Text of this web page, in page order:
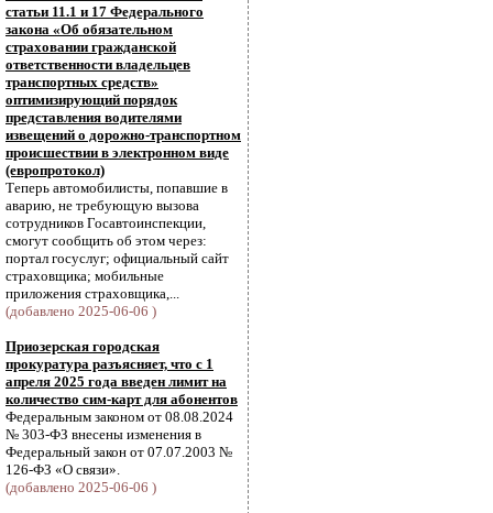
статьи 11.1 и 17 Федерального
закона «Об обязательном
страховании гражданской
ответственности владельцев
транспортных средств»
оптимизирующий порядок
представления водителями
извещений о дорожно-транспортном
происшествии в электронном виде
(европротокол)
Теперь автомобилисты, попавшие в
аварию, не требующую вызова
сотрудников Госавтоинспекции,
смогут сообщить об этом через:
портал госуслуг; официальный сайт
страховщика; мобильные
приложения страховщика,...
(добавлено 2025-06-06 )
Приозерская городская
прокуратура разъясняет, что с 1
апреля 2025 года введен лимит на
количество сим-карт для абонентов
Федеральным законом от 08.08.2024
№ 303-ФЗ внесены изменения в
Федеральный закон от 07.07.2003 №
126-ФЗ «О связи».
(добавлено 2025-06-06 )